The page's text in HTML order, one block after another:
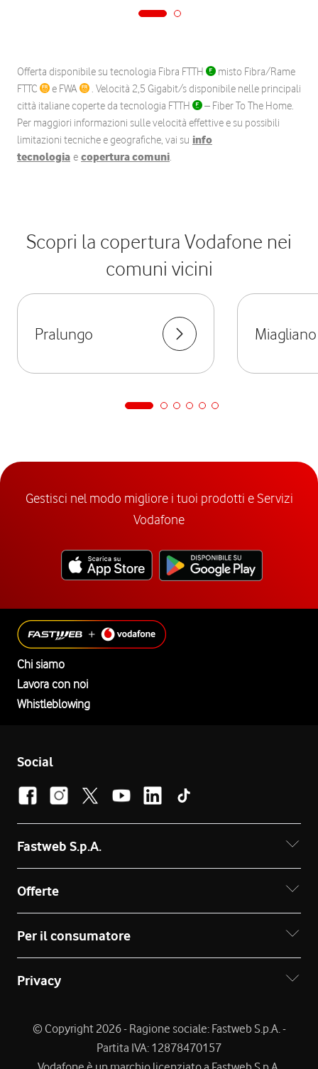
Offerta disponibile su tecnologia Fibra FTTH
misto Fibra/Rame
FTTC
e FWA
. Velocità 2,5 Gigabit/s disponibile nelle principali
città italiane coperte da tecnologia FTTH
– Fiber To The Home.
Per maggiori informazioni sulle velocità effettive e su possibili
limitazioni tecniche e geografiche, vai su info
tecnologia e copertura comuni.
Scopri la copertura Vodafone nei
comuni vicini
Pralungo Miagliano
Gestisci nel modo migliore i tuoi prodotti e Servizi
Vodafone
Chi siamo
Lavora con noi
Whistleblowing
Social
Fastweb S.p.A.
Offerte
Per il consumatore
Privacy
© Copyright 2026 - Ragione sociale: Fastweb S.p.A. -
Partita IVA: 12878470157